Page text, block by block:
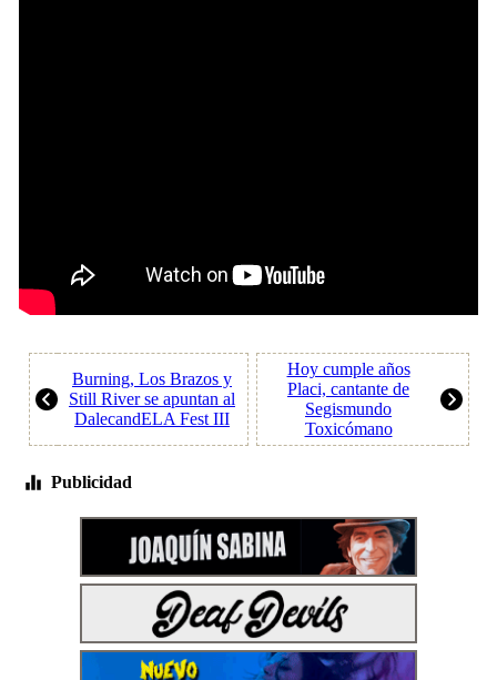
Burning, Los Brazos y
Still River se apuntan al
DalecandELA Fest III
Hoy cumple años
Placi, cantante de
Segismundo
Toxicómano
Publicidad